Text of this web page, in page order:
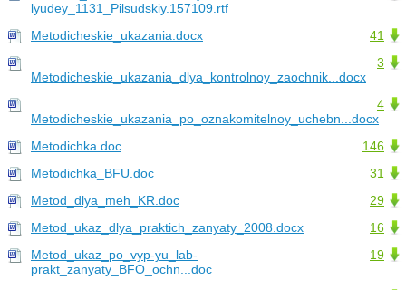
lyudey_1131_Pilsudskiy.157109.rtf
41
Metodicheskie_ukazania.docx
3
Metodicheskie_ukazania_dlya_kontrolnoy_zaochnik...docx
4
Metodicheskie_ukazania_po_oznakomitelnoy_uchebn...docx
146
Metodichka.doc
31
Metodichka_BFU.doc
29
Metod_dlya_meh_KR.doc
16
Metod_ukaz_dlya_praktich_zanyaty_2008.docx
19
Metod_ukaz_po_vyp-yu_lab-
prakt_zanyaty_BFO_ochn...doc